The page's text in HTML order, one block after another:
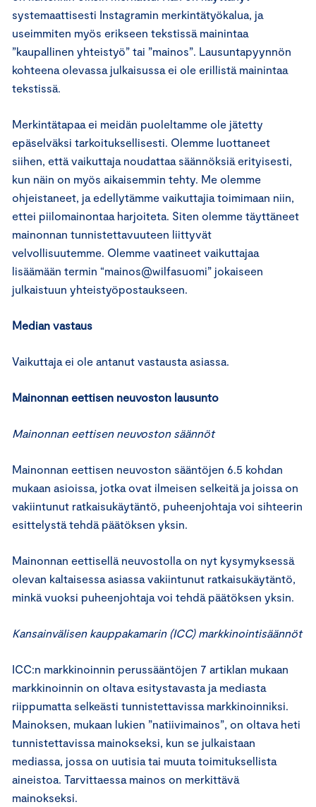
systemaattisesti Instagramin merkintätyökalua, ja
useimmiten myös erikseen tekstissä mainintaa
”kaupallinen yhteistyö” tai ”mainos”. Lausuntapyynnön
kohteena olevassa julkaisussa ei ole erillistä mainintaa
tekstissä.
Merkintätapaa ei meidän puoleltamme ole jätetty
epäselväksi tarkoituksellisesti. Olemme luottaneet
siihen, että vaikuttaja noudattaa säännöksiä erityisesti,
kun näin on myös aikaisemmin tehty. Me olemme
ohjeistaneet, ja edellytämme vaikuttajia toimimaan niin,
ettei piilomainontaa harjoiteta. Siten olemme täyttäneet
mainonnan tunnistettavuuteen liittyvät
velvollisuutemme. Olemme vaatineet vaikuttajaa
lisäämään termin “mainos@wilfasuomi” jokaiseen
julkaistuun yhteistyöpostaukseen.
Median vastaus
Vaikuttaja ei ole antanut vastausta asiassa.
Mainonnan eettisen neuvoston lausunto
Mainonnan eettisen neuvoston säännöt
Mainonnan eettisen neuvoston sääntöjen 6.5 kohdan
mukaan asioissa, jotka ovat ilmeisen selkeitä ja joissa on
vakiintunut ratkaisukäytäntö, puheenjohtaja voi sihteerin
esittelystä tehdä päätöksen yksin.
Mainonnan eettisellä neuvostolla on nyt kysymyksessä
olevan kaltaisessa asiassa vakiintunut ratkaisukäytäntö,
minkä vuoksi puheenjohtaja voi tehdä päätöksen yksin.
Kansainvälisen kauppakamarin (ICC) markkinointisäännöt
ICC:n markkinoinnin perussääntöjen 7 artiklan mukaan
markkinoinnin on oltava esitystavasta ja mediasta
riippumatta selkeästi tunnistettavissa markkinoinniksi.
Mainoksen, mukaan lukien ”natiivimainos”, on oltava heti
tunnistettavissa mainokseksi, kun se julkaistaan
mediassa, jossa on uutisia tai muuta toimituksellista
aineistoa. Tarvittaessa mainos on merkittävä
mainokseksi.